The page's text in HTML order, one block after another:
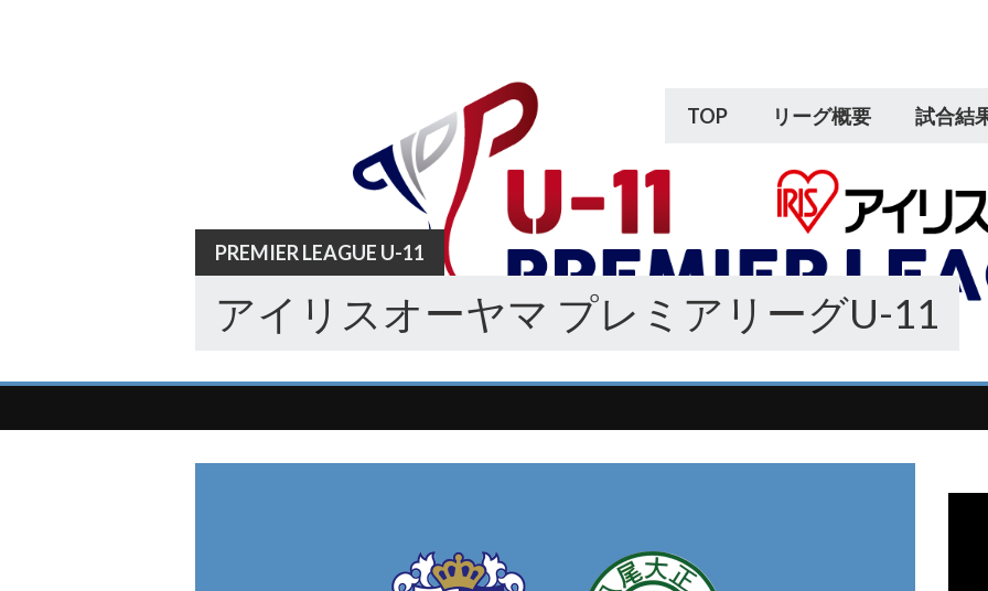
TOP リーグ概要 試合結
PREMIER LEAGUE U-11
アイリスオーヤマ プレミアリーグU-11